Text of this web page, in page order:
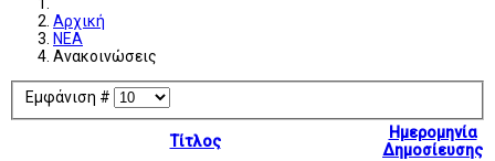
Αρχική
ΝΕΑ
Ανακοινώσεις
Εμφάνιση #
Τίτλος
Ημερομηνία
Δημοσίευσης